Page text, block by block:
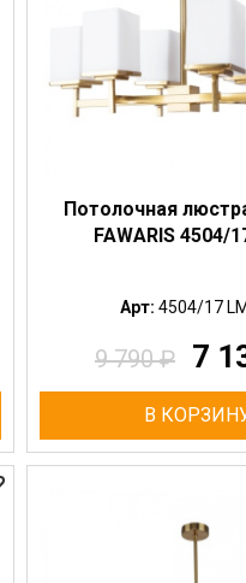
Потолочная
FAWARIS 4504/
Арт: 4504/17
9 790₽ 7
В